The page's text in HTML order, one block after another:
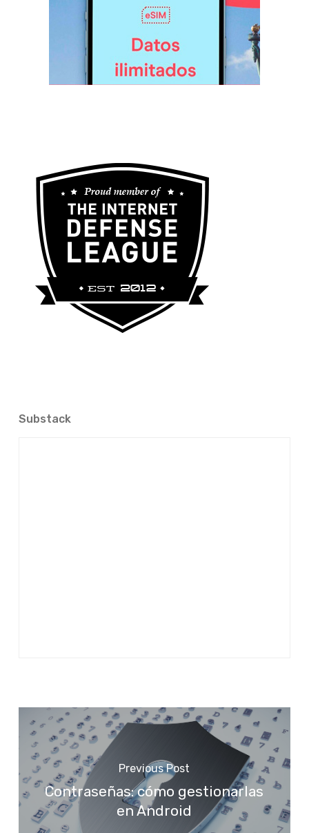
Substack
Previous Post
Contraseñas: cómo gestionarlas
en Android